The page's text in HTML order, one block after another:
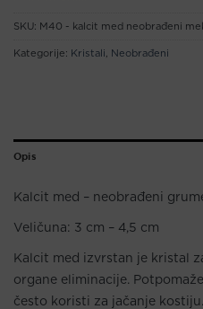
SKU: M40 - kalcit med neobrađeni
Kategorije: Kristali Neobrađeni
Opis
Kalcit med – neobrađeni
Veličuna: 3 cm – 4,5 cm
Kalcit med izvrstan je kristal
organe eliminacije.
često koristi za jačanje